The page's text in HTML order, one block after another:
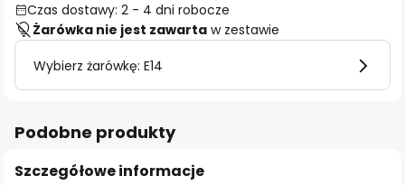
Czas dostawy: 2 - 4 dni robocze
Żarówka nie jest zawarta w zestawie
Wybierz żarówkę: E14
Podobne produkty
Szczegółowe informacje